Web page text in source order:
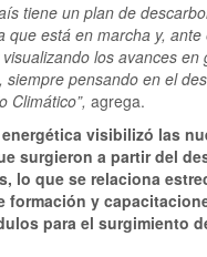
tiene un plan de
que está en marcha y,
los avances en
siempre pensando en el
Climático”, agrega.
visibilizó las
surgieron a partir del
lo que se relaciona
formación y
para el surgimiento